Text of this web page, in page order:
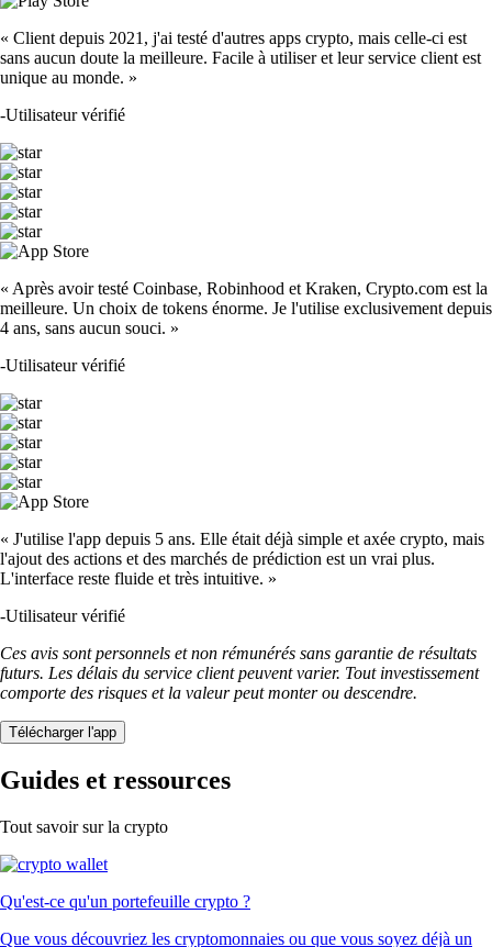
« Client depuis 2021, j'ai testé d'autres apps crypto, mais celle-ci est
sans aucun doute la meilleure. Facile à utiliser et leur service client est
unique au monde. »
-Utilisateur vérifié
« Après avoir testé Coinbase, Robinhood et Kraken, Crypto.com est la
meilleure. Un choix de tokens énorme. Je l'utilise exclusivement depuis
4 ans, sans aucun souci. »
-Utilisateur vérifié
« J'utilise l'app depuis 5 ans. Elle était déjà simple et axée crypto, mais
l'ajout des actions et des marchés de prédiction est un vrai plus.
L'interface reste fluide et très intuitive. »
-Utilisateur vérifié
Ces avis sont personnels et non rémunérés sans garantie de résultats
futurs. Les délais du service client peuvent varier. Tout investissement
comporte des risques et la valeur peut monter ou descendre.
Télécharger l'app
Guides et ressources
Tout savoir sur la crypto
Qu'est-ce qu'un portefeuille crypto ?
Que vous découvriez les cryptomonnaies ou que vous soyez déjà un